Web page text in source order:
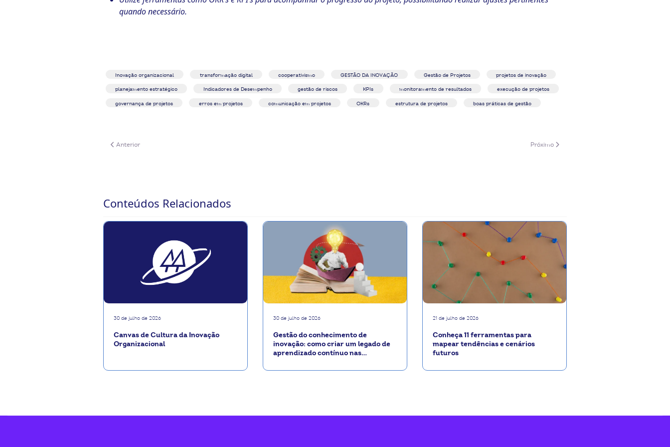
quando necessário.
Inovação organizacional transformação digital cooperativismo GESTÃO DA INOVAÇÃO Gestão de Projetos projetos de inovação
planejamento estratégico Indicadores de Desempenho gestão de riscos KPIs monitoramento de resultados execução de projetos
governança de projetos erros em projetos comunicação em projetos OKRs estrutura de projetos boas práticas de gestão
Artigo anterior: Destaques do Radar de Financiamento (Julho de 2025)
Anterior Próximo artigo: 8 tendências de inovação na
Próximo
Conteúdos Relacionados
30 de julho de 2026
Canvas de Cultura da Inovação
Organizacional
30 de julho de 2026
Gestão do conhecimento de
inovação: como criar um legado de
aprendizado contínuo nas
21 de julho de 2026
Conheça 11 ferramentas para
mapear tendências e cenários
futuros